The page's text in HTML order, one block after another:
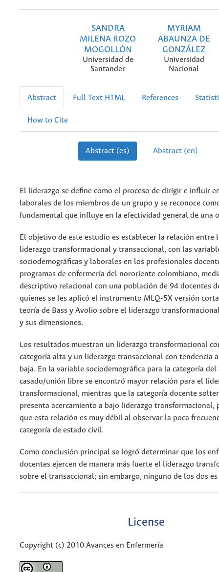
SANDRA
MILENA ROZO
MOGOLLÓN
Universidad de
Santander
MYRIAM
ABAUNZA DE
GONZÁLEZ
Universidad
Nacional
Abstract Full Text HTML References
How to Cite
Abstract (es) Abstract (en)
El liderazgo se define como el proceso de dirigir e influir
laborales de los miembros de un grupo y se reconoce
fundamental que influye en la efectividad general de una
El objetivo de este estudio es establecer la relación entre
liderazgo transformacional y transaccional, con las
sociodemográficas y laborales en los profesionales
programas de enfermería del nororiente colombiano,
descriptivo relacional con una población de 94 docentes
quienes se les aplicó el instrumento MLQ-5X versión
teoría de Bass y Avolio sobre el liderazgo
y sus dimensiones.
Los resultados muestran un liderazgo transformacional
categoría alta y un liderazgo transaccional con tendencia
baja. En la variable sociodemográfica para la categoría
casado/unión libre se encontró mayor relación para el
transformacional, mientras que la categoría docente
presenta acercamiento a bajo liderazgo transformacional,
que esta relación es muy débil al observar la poca
categoría de estado civil.
Como conclusión principal se logró determinar que los
docentes ejercen de manera más fuerte el liderazgo
sobre el transaccional; sin embargo, ninguno de los dos
License
Copyright (c) 2010 Avances en Enfermería